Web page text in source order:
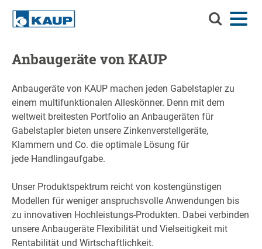
Durchsuchen Sie KAUP
Menü
Anbaugeräte
Material-Handling-Lösungen
Service
Info-Center
Karriere
Anbaugeräte von KAUP
Anbaugeräte von KAUP machen jeden Gabelstapler zu
einem multifunktionalen Alleskönner. Denn mit dem
weltweit breitesten Portfolio an Anbaugeräten für
Gabelstapler bieten unsere Zinkenverstellgeräte,
Klammern und Co. die optimale Lösung für
jede Handlingaufgabe.
Unser Produktspektrum reicht von kostengünstigen
Modellen für weniger anspruchsvolle Anwendungen bis
zu innovativen Hochleistungs-Produkten. Dabei verbinden
unsere Anbaugeräte Flexibilität und Vielseitigkeit mit
Rentabilität und Wirtschaftlichkeit.